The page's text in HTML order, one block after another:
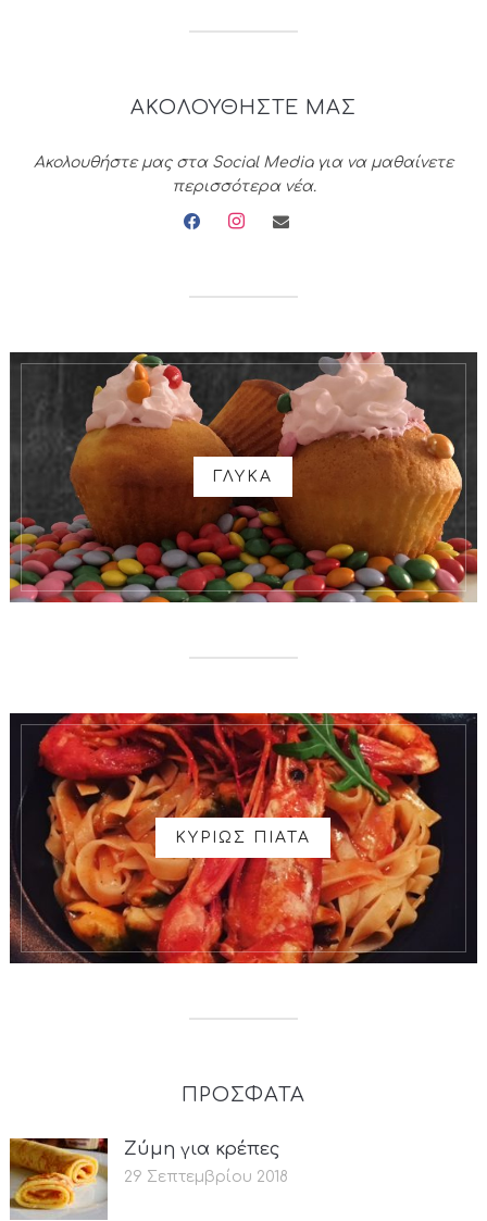
ΑΚΟΛΟΥΘΗΣΤΕ ΜΑΣ
Ακολουθήστε μας στα Social Media για να μαθαίνετε
περισσότερα νέα.
facebookinstagramenvelope
ΓΛΥΚΑ
ΚΥΡΙΩΣ ΠΙΑΤΑ
ΠΡΟΣΦΑΤΑ
Ζύμη για κρέπες
29 Σεπτεμβρίου 2018